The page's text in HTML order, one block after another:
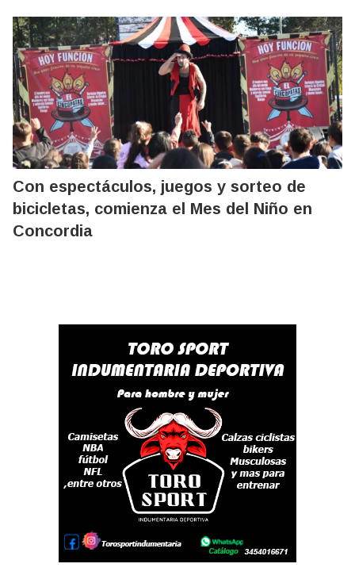
Con espectáculos, juegos y sorteo de
bicicletas, comienza el Mes del Niño en
Concordia